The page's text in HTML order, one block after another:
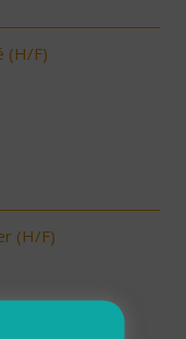
(H/F)
(H/F)